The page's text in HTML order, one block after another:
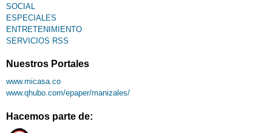
SOCIAL
ESPECIALES
ENTRETENIMIENTO
SERVICIOS RSS
Nuestros Portales
www.micasa.co
www.qhubo.com/epaper/manizales/
Hacemos parte de: